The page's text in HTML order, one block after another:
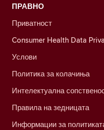
ПРАВНО
Приватност
Consumer Health Data
Услови
Политика за колачиња
Интелектуална
Правила на зедницата
Информации за